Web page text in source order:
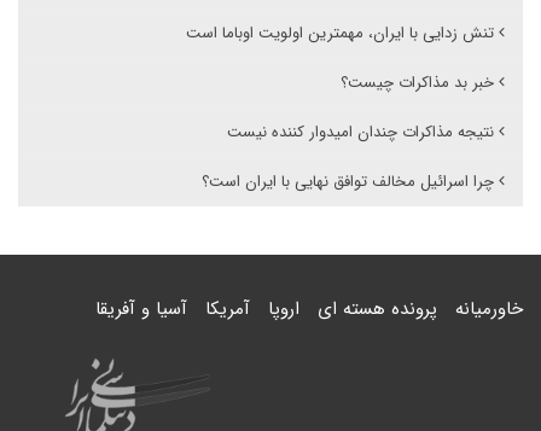
تنش زدایی با ایران، مهمترین اولویت اوباما است
خبر بد مذاکرات چیست؟
نتیجه مذاکرات چندان امیدوار کننده نیست
چرا اسرائیل مخالف توافق نهایی با ایران است؟
خاورمیانه پرونده هسته ای اروپا آمریکا آسیا و آفریقا